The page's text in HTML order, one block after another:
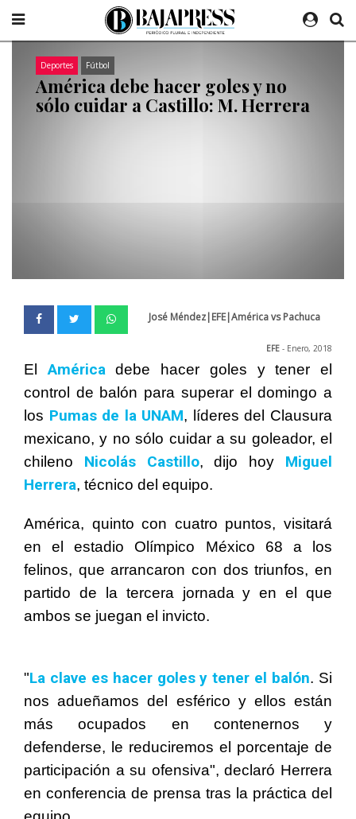
Deportes Fútbol
América debe hacer goles y no
sólo cuidar a Castillo: M. Herrera
José Méndez|EFE|América vs Pachuca
EFE - Enero, 2018
ElAméricadebe hacer goles y tener el
control de balón para superar el domingo a
los Pumas de la UNAM, líderes del Clausura
mexicano, y no sólo cuidar a su goleador, el
chileno Nicolás Castillo, dijo hoy Miguel
Herrera, técnico del equipo.
América, quinto con cuatro puntos, visitará
en el estadio Olímpico México 68 a los
felinos, que arrancaron con dos triunfos, en
partido de la tercera jornada y en el que
ambos se juegan el invicto.
"La clave es hacer goles y tener el balón. Si
nos adueñamos del esférico y ellos están
más ocupados en contenernos y
defenderse, le reduciremos el porcentaje de
participación a su ofensiva", declaró Herrera
en conferencia de prensa tras la práctica del